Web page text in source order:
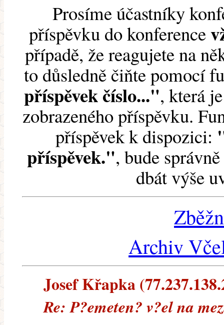
Prosíme účastníky
příspěvku do konference
případě, že reagujete na
to důsledně čiňte pomocí
příspěvek číslo...", která
zobrazeného příspěvku.
příspěvek k dispozici:
příspěvek.", bude
dbát výše
Archiv
Josef Křapka
Re: P?emeten? v?el na